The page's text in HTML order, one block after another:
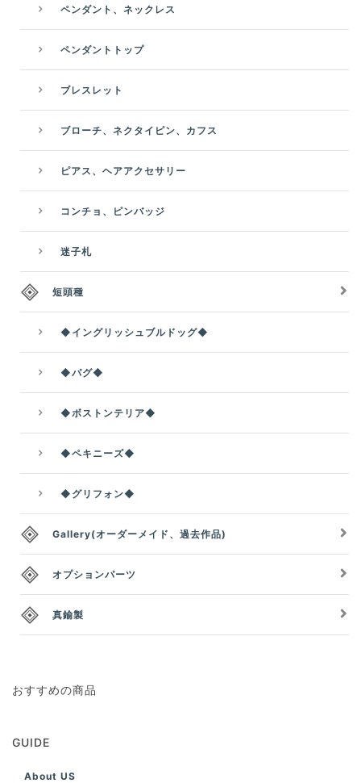
ペンダント、ネックレス
ペンダントトップ
ブレスレット
ブローチ、ネクタイピン、カフス
ピアス、ヘアアクセサリー
コンチョ、ピンバッジ
迷子札
短頭種
◆イングリッシュブルドッグ◆
◆パグ◆
◆ボストンテリア◆
◆ペキニーズ◆
◆グリフォン◆
Gallery(オーダーメイド、過去作品)
オプションパーツ
真鍮製
おすすめの商品
GUIDE
About US